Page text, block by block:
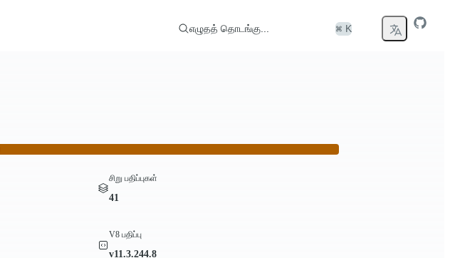
எழுதத் தொடங்கு... ⌘ K
சிறு பதிப்புகள்
41
V8 பதிப்பு
v11.3.244.8